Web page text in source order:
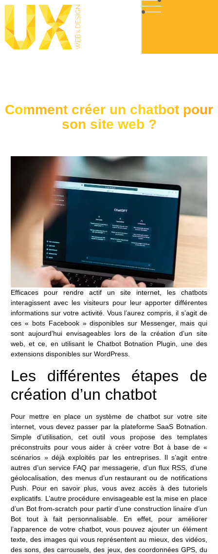
Comment créer un chatbot pour
son site web ?
Efficaces pour rendre actif un site internet, les chatbots
interagissent avec les visiteurs pour leur apporter différentes
informations sur votre activité. Vous l’aurez compris, il s’agit de
ces « bots Facebook » disponibles sur Messenger, mais qui
sont aujourd’hui envisageables lors de la création d’un site
web, et ce, en utilisant le Chatbot Botnation Plugin, une des
extensions disponibles sur WordPress.
Les différentes étapes de
création d’un chatbot
Pour mettre en place un système de chatbot sur votre site
internet, vous devez passer par la plateforme SaaS Botnation.
Simple d’utilisation, cet outil vous propose des templates
préconstruits pour vous aider à créer votre Bot à base de «
scénarios » déjà exploités par les entreprises. Il s’agit entre
autres d’un service FAQ par messagerie, d’un flux RSS, d’une
géolocalisation, des menus d’un restaurant ou de notifications
Push. Pour en savoir plus, vous avez accès à des tutoriels
explicatifs. L’autre procédure envisageable est la mise en place
d’un Bot from-scratch pour partir d’une construction linaire d’un
Bot tout à fait personnalisable. En effet, pour améliorer
l’apparence de votre chatbot, vous pouvez ajouter un élément
texte, des images qui vous représentent au mieux, des vidéos,
des sons, des carrousels, des jeux, des coordonnées GPS, du